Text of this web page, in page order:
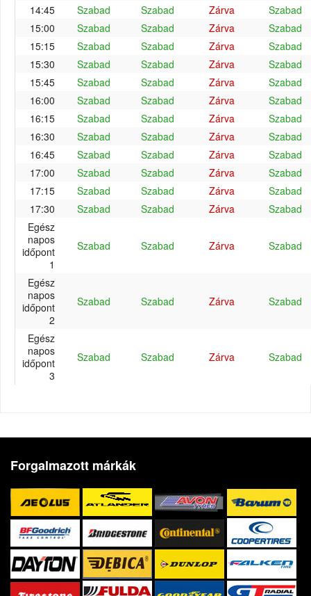
14:45
Szabad Szabad Zárva
Szabad
15:00
Szabad Szabad Zárva
Szabad
15:15
Szabad Szabad Zárva
Szabad
15:30
Szabad Szabad Zárva
Szabad
15:45
Szabad Szabad Zárva
Szabad
16:00
Szabad Szabad Zárva
Szabad
16:15
Szabad Szabad Zárva
Szabad
16:30
Szabad Szabad Zárva
Szabad
16:45
Szabad Szabad Zárva
Szabad
17:00
Szabad Szabad Zárva
Szabad
17:15
Szabad Szabad Zárva
Szabad
17:30
Szabad Szabad Zárva
Szabad
Egész
napos
időpont
1
Szabad Szabad Zárva Szabad
Egész
napos
időpont
2
Szabad Szabad Zárva Szabad
Egész
napos
időpont
3
Szabad Szabad Zárva Szabad
Forgalmazott márkák